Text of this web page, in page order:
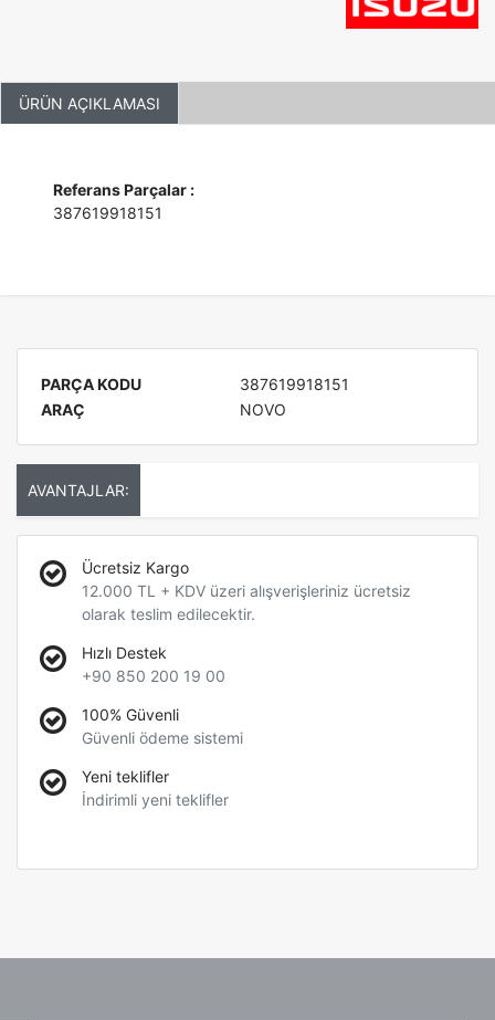
ÜRÜN AÇIKLAMASI
Referans Parçalar :
387619918151
PARÇA KODU
387619918151
ARAÇ
NOVO
AVANTAJLAR:
Ücretsiz Kargo
12.000 TL + KDV üzeri alışverişleriniz ücretsiz
olarak teslim edilecektir.
Hızlı Destek
+90 850 200 19 00
100% Güvenli
Güvenli ödeme sistemi
Yeni teklifler
İndirimli yeni teklifler